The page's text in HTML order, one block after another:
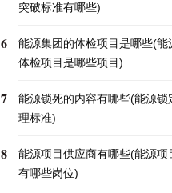
突破标准有哪些)
6
能源集团的体检项目是哪些(能
体检项目是哪些项目)
7
能源锁死的内容有哪些(能源锁
理标准)
8
能源项目供应商有哪些(能源项
有哪些岗位)